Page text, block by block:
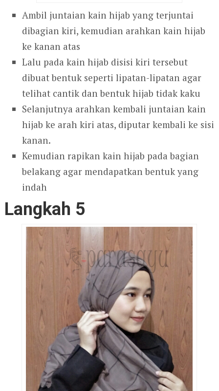
Ambil juntaian kain hijab yang terjuntai
dibagian kiri, kemudian arahkan kain hijab
ke kanan atas
Lalu pada kain hijab disisi kiri tersebut
dibuat bentuk seperti lipatan-lipatan agar
telihat cantik dan bentuk hijab tidak kaku
Selanjutnya arahkan kembali juntaian kain
hijab ke arah kiri atas, diputar kembali ke sisi
kanan.
Kemudian rapikan kain hijab pada bagian
belakang agar mendapatkan bentuk yang
indah
Langkah 5